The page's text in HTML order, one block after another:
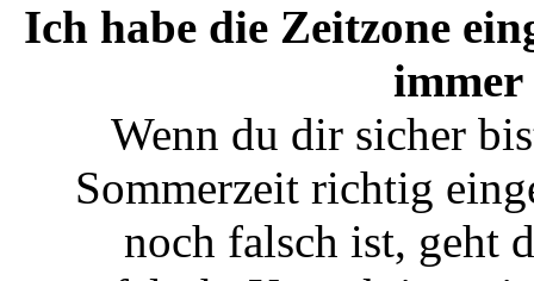
Ich habe die Zeitzone
immer
Wenn du dir sicher
Sommerzeit richtig
noch falsch ist, geht